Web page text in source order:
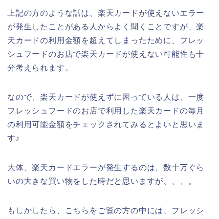
上記の方のような話は、楽天カードが使えないエラー
が発生したことがある人からよく聞くことですが、楽
天カードの利用金額を超えてしまったために、フレッ
シュフードのお店で楽天カードが使えない可能性も十
分考えられます。
なので、楽天カードが使えずに困っている人は、一度
フレッシュフードのお店で利用した楽天カードの毎月
の利用可能金額をチェックされてみるとよいと思いま
す♪
大体、楽天カードエラーが発生するのは、数十万ぐら
いの大きな買い物をした時だと思いますが、、、。
もしかしたら、こちらをご覧の方の中には、フレッシ